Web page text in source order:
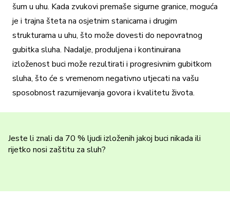
šum u uhu. Kada zvukovi premaše sigurne granice, moguća
je i trajna šteta na osjetnim stanicama i drugim
strukturama u uhu, što može dovesti do nepovratnog
gubitka sluha. Nadalje, produljena i kontinuirana
izloženost buci može rezultirati i progresivnim gubitkom
sluha, što će s vremenom negativno utjecati na vašu
sposobnost razumijevanja govora i kvalitetu života.
Jeste li znali da 70 % ljudi izloženih jakoj buci nikada ili
rijetko nosi zaštitu za sluh?